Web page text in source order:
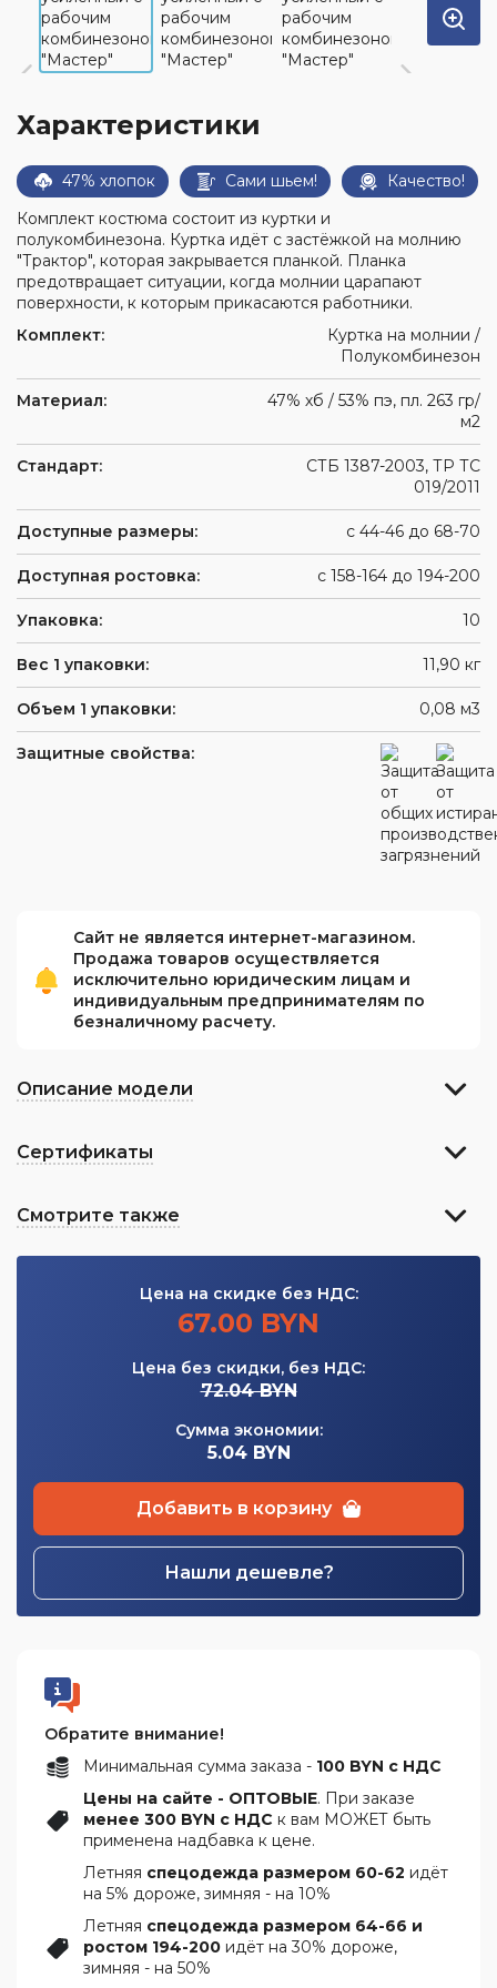
одежда
Влагозащитная
одежда
спецодежда
для
сварщиков
Обувь
для
защиты
температур
Аксессуары
для
обуви
Средства
защиты
Средства
защиты
органов
слуха
Защитные
фартуки
Наколенники
При
высотных
Ткани
Характеристики
47% хлопок Сами шьем!
Качество!
Комплект костюма состоит из куртки и
полукомбинезона. Куртка идёт с застёжкой на молнию
"Трактор", которая закрывается планкой. Планка
предотвращает ситуации, когда молнии царапают
поверхности, к которым прикасаются работники.
Комплект:
Куртка на молнии /
Полукомбинезон
Материал:
47% хб / 53% пэ, пл. 263 гр/
м2
Стандарт:
СТБ 1387-2003, ТР ТС
019/2011
Доступные размеры: с 44-46 до 68-70
Доступная ростовка: с 158-164 до 194-200
Упаковка: 10
Вес 1 упаковки: 11,90 кг
Объем 1 упаковки: 0,08 м3
Защитные свойства:
Сайт не является интернет-магазином.
Продажа товаров осуществляется
исключительно юридическим лицам и
индивидуальным предпринимателям по
безналичному расчету.
Описание модели
Сертификаты
Смотрите также
Цена на скидке без НДС:
67.00 BYN
Цена без скидки, без НДС:
72.04 BYN
Сумма экономии:
5.04 BYN
Добавить в корзину
Нашли дешевле?
Обратите внимание!
Минимальная сумма заказа - 100 BYN с НДС
Цены на сайте - ОПТОВЫЕ. При заказе
менее 300 BYN с НДС к вам МОЖЕТ быть
применена надбавка к цене.
Летняя спецодежда размером 60-62 идёт
на 5% дороже, зимняя - на 10%
Летняя спецодежда размером 64-66 и
ростом 194-200 идёт на 30% дороже,
зимняя - на 50%